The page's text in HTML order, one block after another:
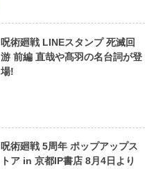
呪術廻戦 LINEスタンプ 死滅回
游 前編 直哉や髙羽の名台詞が登
場!
呪術廻戦 5周年 ポップアップス
トア in 京都IP書店 8月4日より